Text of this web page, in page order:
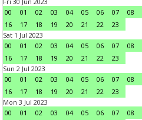
00
01 02 03 04 05 06 07 08
16
17 18 19 20 21 22
23
Sat 1 Jul 2023
00
01 02 03 04 05 06 07 08
16
17 18 19 20 21 22
23
Sun 2 Jul 2023
00
01 02 03 04 05 06 07 08
16
17 18 19 20 21 22
23
Mon 3 Jul 2023
00
01 02 03 04 05 06 07 08